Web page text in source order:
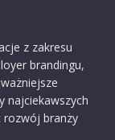
z zakresu
brandingu,
najciekawszych
rozwój branży